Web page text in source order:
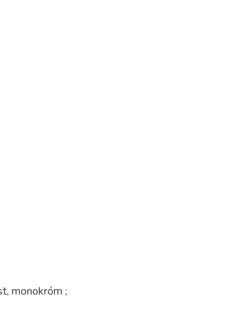
monokróm ;